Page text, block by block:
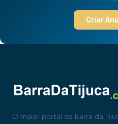
Criar
O maior portal da Barra da